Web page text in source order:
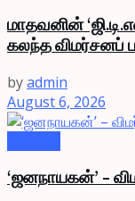
மாதவனின்
கலந்த விமர்சனப்
byadmin
August 6, 2026
‘ஜனநாயகன்’ –